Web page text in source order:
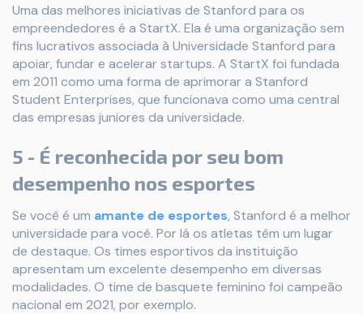
Uma das melhores iniciativas de Stanford para os
empreendedores é a StartX. Ela é uma organização sem
fins lucrativos associada à Universidade Stanford para
apoiar, fundar e acelerar startups. A StartX foi fundada
em 2011 como uma forma de aprimorar a Stanford
Student Enterprises, que funcionava como uma central
das empresas juniores da universidade.
5 - É reconhecida por seu bom
desempenho nos esportes
Se você é um amante de esportes, Stanford é a melhor
universidade para você. Por lá os atletas têm um lugar
de destaque. Os times esportivos da instituição
apresentam um excelente desempenho em diversas
modalidades. O time de basquete feminino foi campeão
nacional em 2021, por exemplo.